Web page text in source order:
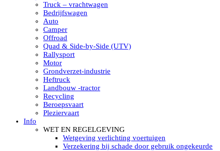
Model werklamp
Led werklamp vierkant
Led werklamp ovaal
Led werklamp kleur wit
Combinatie LED werklampen
Led achteruitrijverlichting
Led onderbouw achteruitrijlamp
Led werklamp industrieel
Led veiligheidsverlichting
Led werklamp tractor
Led werklamp ADR
Led werklamp drukwaterdicht IP69K
Led werklampen assortiment Tralert
Led breedstralers Lazer
Led werklampen in Subcategorieën
Truck – vrachtwagen
Bedrijfswagen
Auto
Camper
Offroad
Quad & Side-by-Side (UTV)
Rallysport
Motor
Grondverzet-industrie
Heftruck
Landbouw -tractor
Recycling
Beroepsvaart
Pleziervaart
Info
WET EN REGELGEVING
Wetgeving verlichting voertuigen
Verzekering bij schade door gebruik ongekeurde